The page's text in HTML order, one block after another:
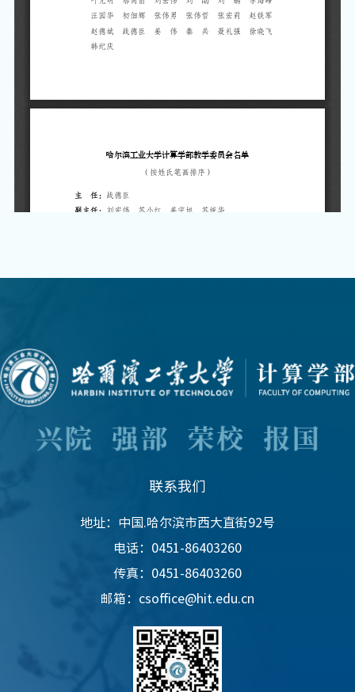
联系我们
地址：中国.哈尔滨市西大直街92号
电话：0451-86403260
传真：0451-86403260
邮箱：csoffice@hit.edu.cn